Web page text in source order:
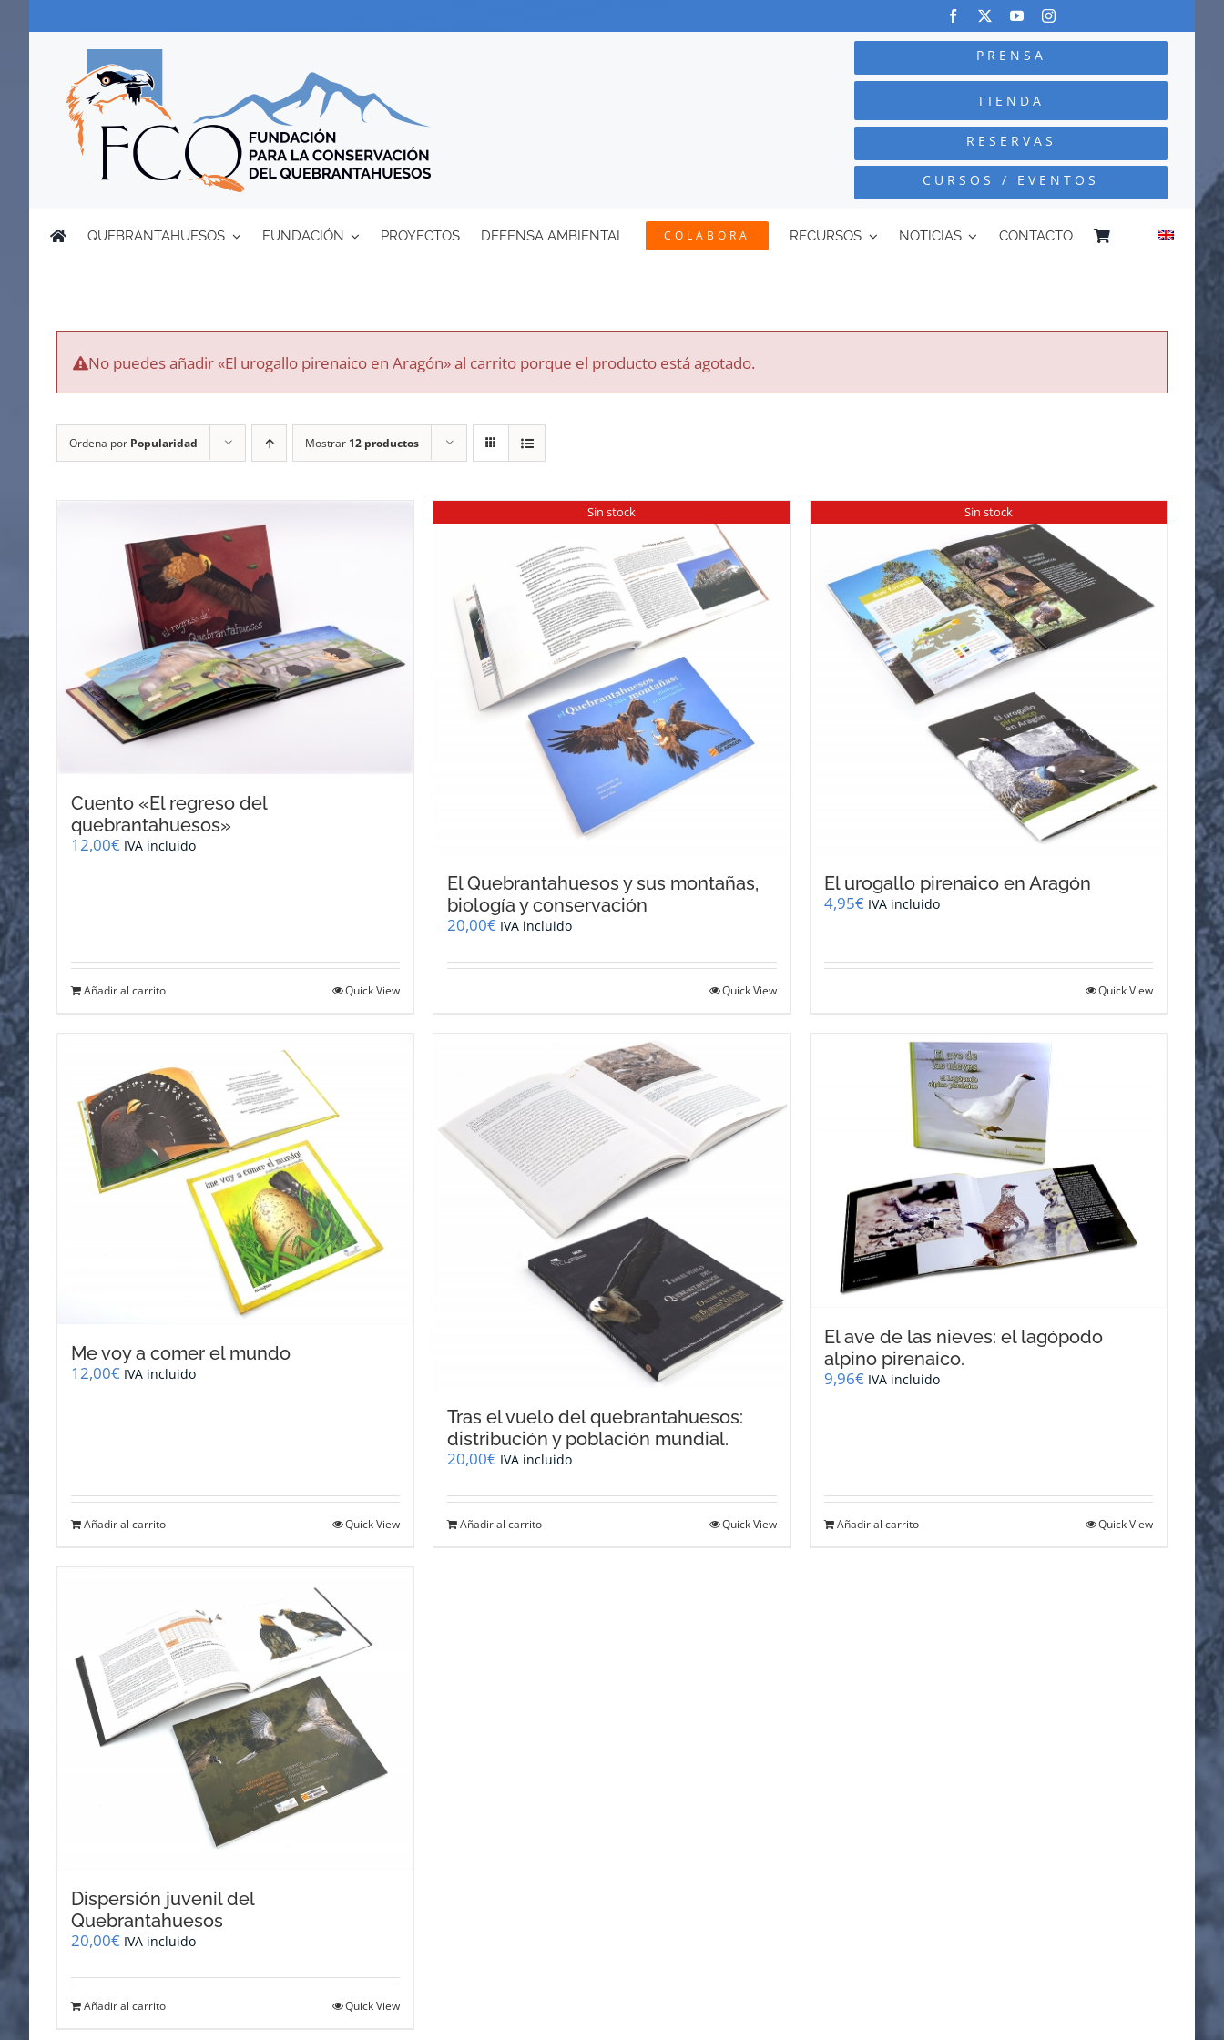
PRENSA
TIENDA
RESERVAS
CURSOS / EVENTOS
QUEBRANTAHUESOS FUNDACIÓN PROYECTOS DEFENSA AMBIENTAL COLABORA RECURSOS NOTICIAS CONTACTO
No puedes añadir «El urogallo pirenaico en Aragón» al carrito porque el producto está agotado.
Ordena por Popularidad Mostrar 12 productos
Cuento «El regreso del
quebrantahuesos»
12,00€ IVA incluido
Añadir al carrito Quick View
Sin stock
El Quebrantahuesos y sus montañas,
biología y conservación
20,00€ IVA incluido
Quick View
Sin stock
El urogallo pirenaico en Aragón
4,95€ IVA incluido
Quick View
Me voy a comer el mundo
12,00€ IVA incluido
Añadir al carrito Quick View
Tras el vuelo del quebrantahuesos:
distribución y población mundial.
20,00€ IVA incluido
Añadir al carrito Quick View
El ave de las nieves: el lagópodo
alpino pirenaico.
9,96€ IVA incluido
Añadir al carrito Quick View
Dispersión juvenil del
Quebrantahuesos
20,00€ IVA incluido
Añadir al carrito Quick View